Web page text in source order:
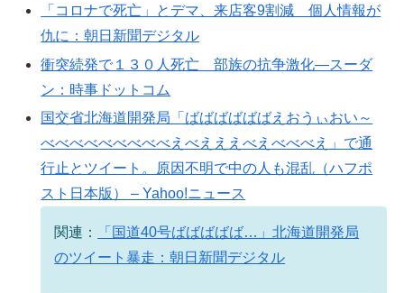
「コロナで死亡」とデマ、来店客9割減 個人情報が
仇に：朝日新聞デジタル
衝突続発で１３０人死亡 部族の抗争激化―スーダ
ン：時事ドットコム
国交省北海道開発局「ばばばばばばえおうぃおい～
べべべべべべべべべえべえええべえべべべえ」で通
行止とツイート。原因不明で中の人も混乱（ハフポ
スト日本版） – Yahoo!ニュース
関連：
「国道40号ばばばばば…」北海道開発局
のツイート暴走：朝日新聞デジタル